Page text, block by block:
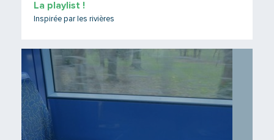
La playlist !
Inspirée par les rivières